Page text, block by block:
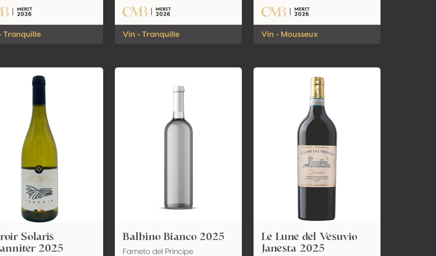
Tranquille Vin - Tranquille Vin - Mousseux
Solaris
2025
Balbino Bianco 2025
Farneto del Principe
Le Lune del Vesuvio
Janesta 2025